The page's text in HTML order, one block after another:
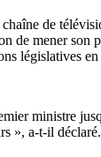
de
de mener son
législatives
ministre
», a-t-il déclaré.